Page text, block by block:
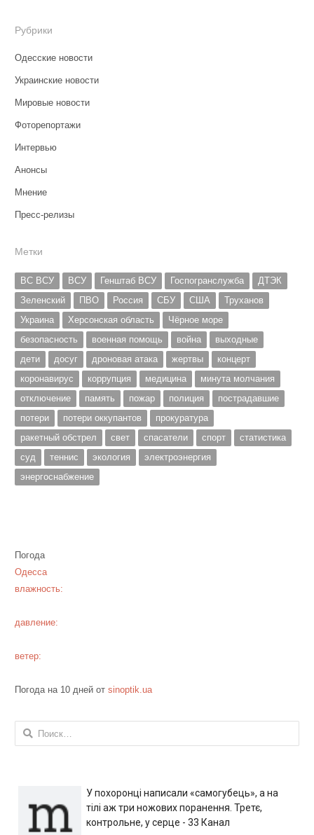
Рубрики
Одесские новости
Украинские новости
Мировые новости
Фоторепортажи
Интервью
Анонсы
Мнение
Пресс-релизы
Метки
ВС ВСУ ВСУ Генштаб ВСУ Госпогранслужба
ДТЭК
Зеленский
ПВО Россия СБУ США
Труханов
Украина
Херсонская область
Чёрное море
безопасность
военная помощь война
выходные
дети
досуг дроновая атака жертвы
концерт
коронавирус
коррупция медицина
минута молчания
отключение
память пожар полиция
пострадавшие
потери
потери оккупантов
прокуратура
ракетный обстрел
свет спасатели спорт
статистика
суд
теннис экология
электроэнергия
энергоснабжение
Погода
Одесса
влажность:
давление:
ветер:
Погода на 10 дней от sinoptik.ua
Найти:
У похоронці написали «самогубець», а на
тілі аж три ножових поранення. Третє,
контрольне, у серце - 33 Канал